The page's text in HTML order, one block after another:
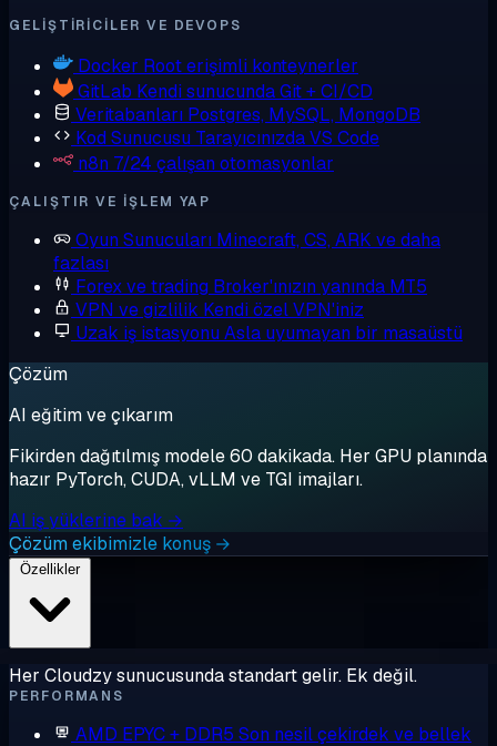
GELIŞTIRICILER VE DEVOPS
Docker Root erişimli konteynerler
GitLab Kendi sunucunda Git + CI/CD
Veritabanları Postgres, MySQL, MongoDB
Kod Sunucusu Tarayıcınızda VS Code
n8n 7/24 çalışan otomasyonlar
ÇALIŞTIR VE IŞLEM YAP
Oyun Sunucuları Minecraft, CS, ARK ve daha
fazlası
Forex ve trading Broker'ınızın yanında MT5
VPN ve gizlilik Kendi özel VPN'iniz
Uzak iş istasyonu Asla uyumayan bir masaüstü
Çözüm
AI eğitim ve çıkarım
Fikirden dağıtılmış modele 60 dakikada. Her GPU planında
hazır PyTorch, CUDA, vLLM ve TGI imajları.
AI iş yüklerine bak →
Çözüm ekibimizle konuş →
Özellikler
Her Cloudzy sunucusunda standart gelir. Ek değil.
PERFORMANS
AMD EPYC + DDR5 Son nesil çekirdek ve bellek